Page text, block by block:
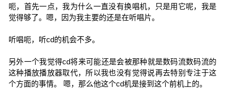
呃，首先一点，我为什么一直没有换唱机，只是用它呢，我是
觉得够了。嗯，因为我主要的还是在听唱片。
听唱呃，听cd的机会不多。
另外一个我觉得cd将来可能还是会被那种就是数码流数码流的
这种播放播放器取代，所以我也没有觉得说再去特别专注于这
个方面的事情。 嗯，那么他这个cd机是接到这个前机上的。